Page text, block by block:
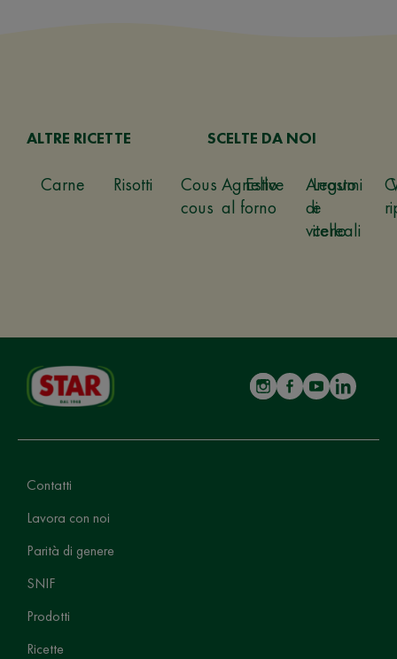
ALTRE RICETTE
Carne Risotti
Cous
cous
Estive
Legumi
e
cereali
SCELTE DA NOI
Agnello
al forno
Arrosto
di
vitello
Contatti
Lavora con noi
Parità di genere
SNIF
Prodotti
Ricette